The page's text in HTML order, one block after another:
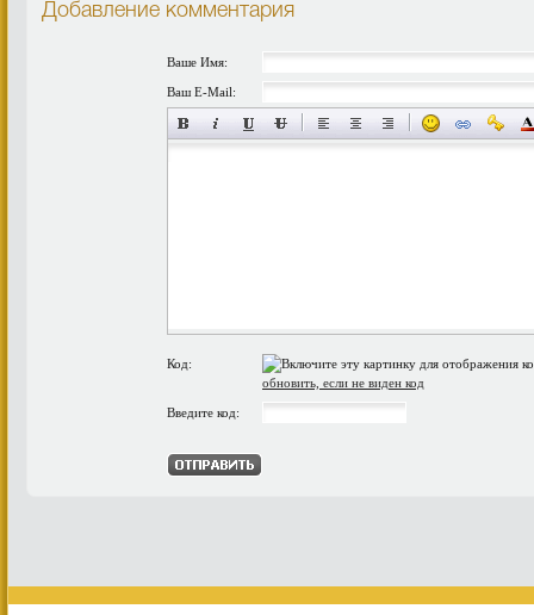
Добавление комментария
Ваше Имя:
Ваш E-Mail:
Код:
обновить, если не виден код
Введите код: